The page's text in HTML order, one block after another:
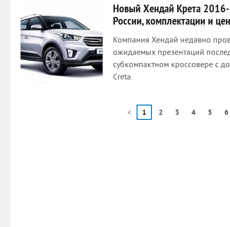
Новый Хендай Крета
России, комплектации и
Компания Хендай недавно
ожидаемых презентаций
субкомпактном кроссовере с
Creta.
< 1 2 3 4 5 6